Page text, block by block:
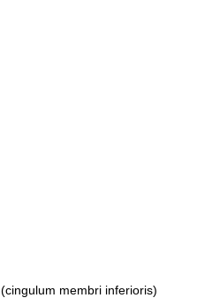
(cingulum membri inferioris)